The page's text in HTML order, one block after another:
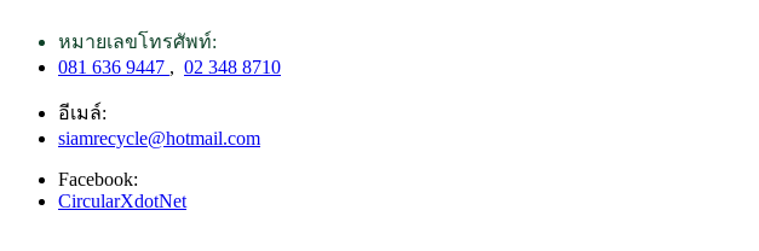
หมายเลขโทรศัพท์:
081 636 9447 , 02 348 8710
อีเมล์:
siamrecycle@hotmail.com
Facebook:
CircularXdotNet